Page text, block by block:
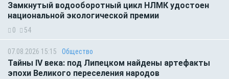
Замкнутый водооборотный цикл НЛМК удостоен
национальной экологической премии
0 54
07.08.2026 15:15 Общество
Тайны IV века: под Липецком найдены артефакты
эпохи Великого переселения народов